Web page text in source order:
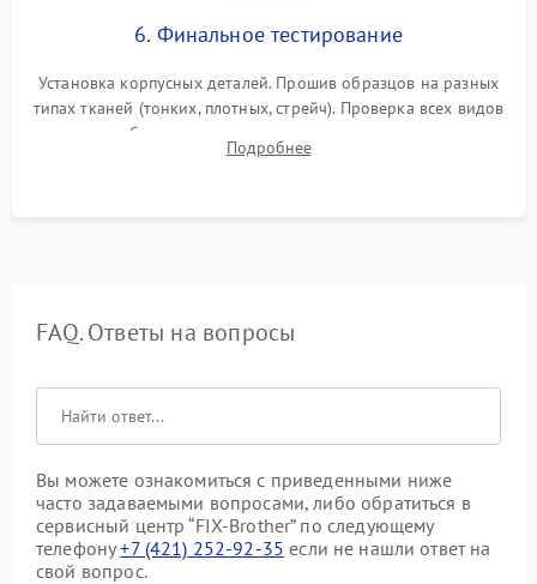
6. Финальное тестирование
Установка корпусных деталей. Прошив образцов на разных
типах тканей (тонких, плотных, стрейч). Проверка всех видов
строчек, работы реверса, выметывания петли и намотчика
шпульки. Контроль плавности хода и отсутствия
Подробнее
FAQ. Ответы на вопросы
Вы можете ознакомиться с приведенными ниже
часто задаваемыми вопросами, либо обратиться в
сервисный центр “FIX-Brother” по следующему
телефону+7 (421) 252-92-35 если не нашли ответ на
свой вопрос.